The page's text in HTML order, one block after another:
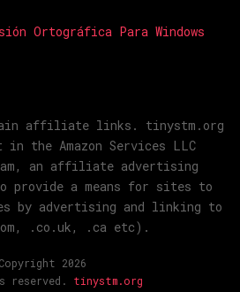
Ortográfica Para Windows
affiliate links. tinystm.org
the Amazon Services LLC
an affiliate advertising
provide a means for sites to
by advertising and linking to
.co.uk, .ca etc).
Copyright 2026
reserved. tinystm.org